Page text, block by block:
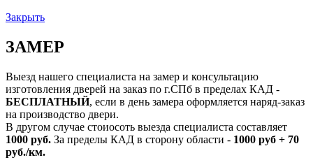
Закрыть
ЗАМЕР
Выезд нашего специалиста на замер и консультацию
изготовления дверей на заказ по г.СПб в пределах КАД -
БЕСПЛАТНЫЙ, если в день замера оформляется наряд-заказ
на производство двери.
В другом случае стоиосоть выезда специалиста составляет
1000 руб. За пределы КАД в сторону области - 1000 руб + 70
руб./км.